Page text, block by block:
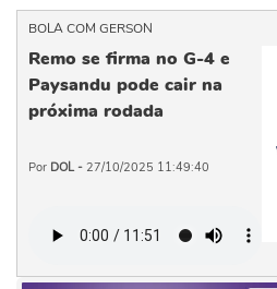
BOLA COM GERSON
Remo se firma no G-4 e
Paysandu pode cair na
próxima rodada
Por DOL - 27/10/2025 11:49:40